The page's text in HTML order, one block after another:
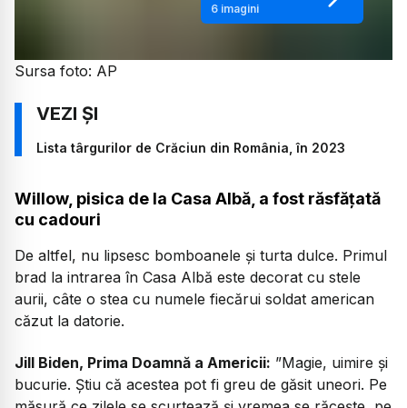
6imagini
Sursa foto: AP
Lista târgurilor de Crăciun din România, în 2023
Willow, pisica de la Casa Albă, a fost răsfățată
cu cadouri
De altfel, nu lipsesc bomboanele și turta dulce. Primul
brad la intrarea în Casa Albă este decorat cu stele
aurii, câte o stea cu numele fiecărui soldat american
căzut la datorie.
Jill Biden, Prima Doamnă a Americii: ”Magie, uimire și
bucurie. Știu că acestea pot fi greu de găsit uneori. Pe